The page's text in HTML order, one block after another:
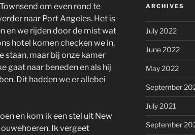
om even rond te
naar Port Angeles. Het is
en we rijden door de mist wat
hotel komen checken we in.
staan, maar bij onze kamer
gaat naar beneden en als hij
Dit hadden we er allebei
en kom ik een stel uit New
Ik vergeet
ARCHIVES
July 2022
June 2022
May 2022
September
July 2021
September